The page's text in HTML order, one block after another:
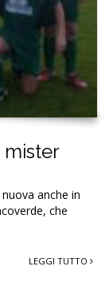
mister
anche in
che
LEGGI TUTTO